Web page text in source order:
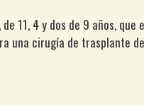
11, 4 y dos de 9 años, que
una cirugía de trasplante